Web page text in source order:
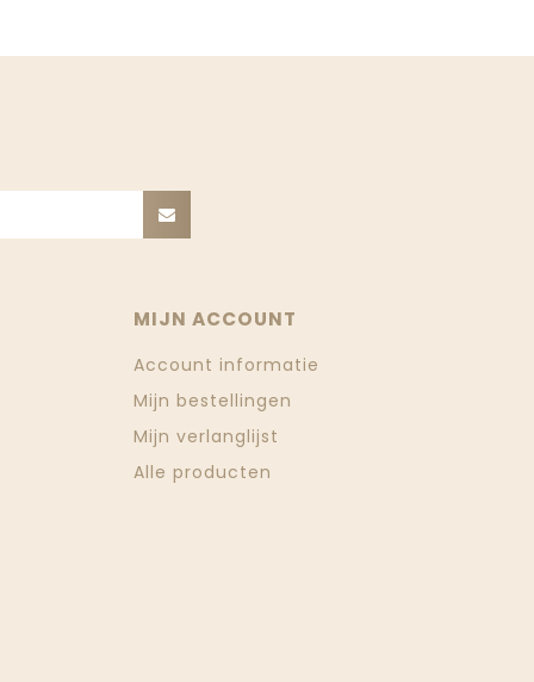
MIJN ACCOUNT
Account informatie
Mijn bestellingen
Mijn verlanglijst
Alle producten